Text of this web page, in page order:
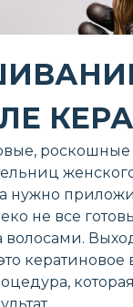
роскошные
нужно
не все
волосами.